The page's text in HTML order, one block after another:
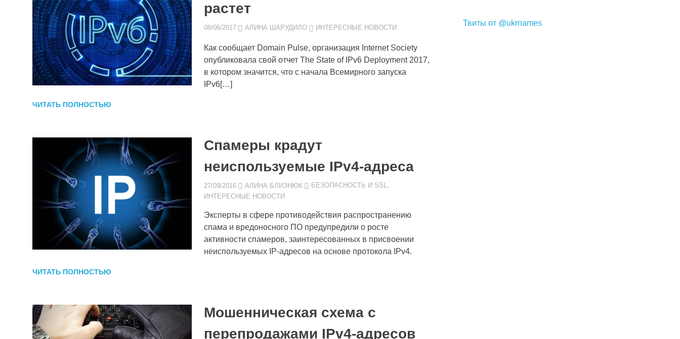
растет
08/06/2017 АЛИНА ШАРУДИЛО ИНТЕРЕСНЫЕ НОВОСТИ
Как сообщает Domain Pulse, организация Internet Society
опубликовала свой отчет The State of IPv6 Deployment 2017,
в котором значится, что с начала Всемирного запуска
IPv6[…]
ЧИТАТЬ ПОЛНОСТЬЮ
Спамеры крадут
неиспользуемые IPv4-адреса
27/09/2016 АЛИНА БЛИЗНЮК БЕЗОПАСНОСТЬ И SSL,
ИНТЕРЕСНЫЕ НОВОСТИ
Эксперты в сфере противодействия распространению
спама и вредоносного ПО предупредили о росте
активности спамеров, заинтересованных в присвоении
неиспользуемых IP-адресов на основе протокола IPv4.
ЧИТАТЬ ПОЛНОСТЬЮ
Мошенническая схема с
перепродажами IPv4-адресов
Твиты от @ukrnames